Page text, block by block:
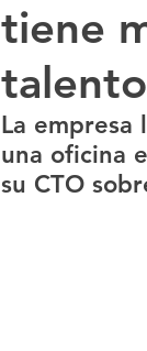
tiene
La
una oficina
su CTO